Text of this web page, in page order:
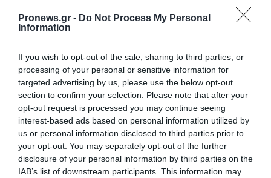
Pronews.gr - Do Not Process My Personal
Information
If you wish to opt-out of the sale, sharing to third parties, or
processing of your personal or sensitive information for
targeted advertising by us, please use the below opt-out
section to confirm your selection. Please note that after your
opt-out request is processed you may continue seeing
interest-based ads based on personal information utilized by
us or personal information disclosed to third parties prior to
your opt-out. You may separately opt-out of the further
disclosure of your personal information by third parties on the
IAB’s list of downstream participants. This information may
πρώτη φορά χρησιμοποίησε drone για
να μεταφέρει ρομπότ στο πεδίο της
05.08.2026 | 09:38